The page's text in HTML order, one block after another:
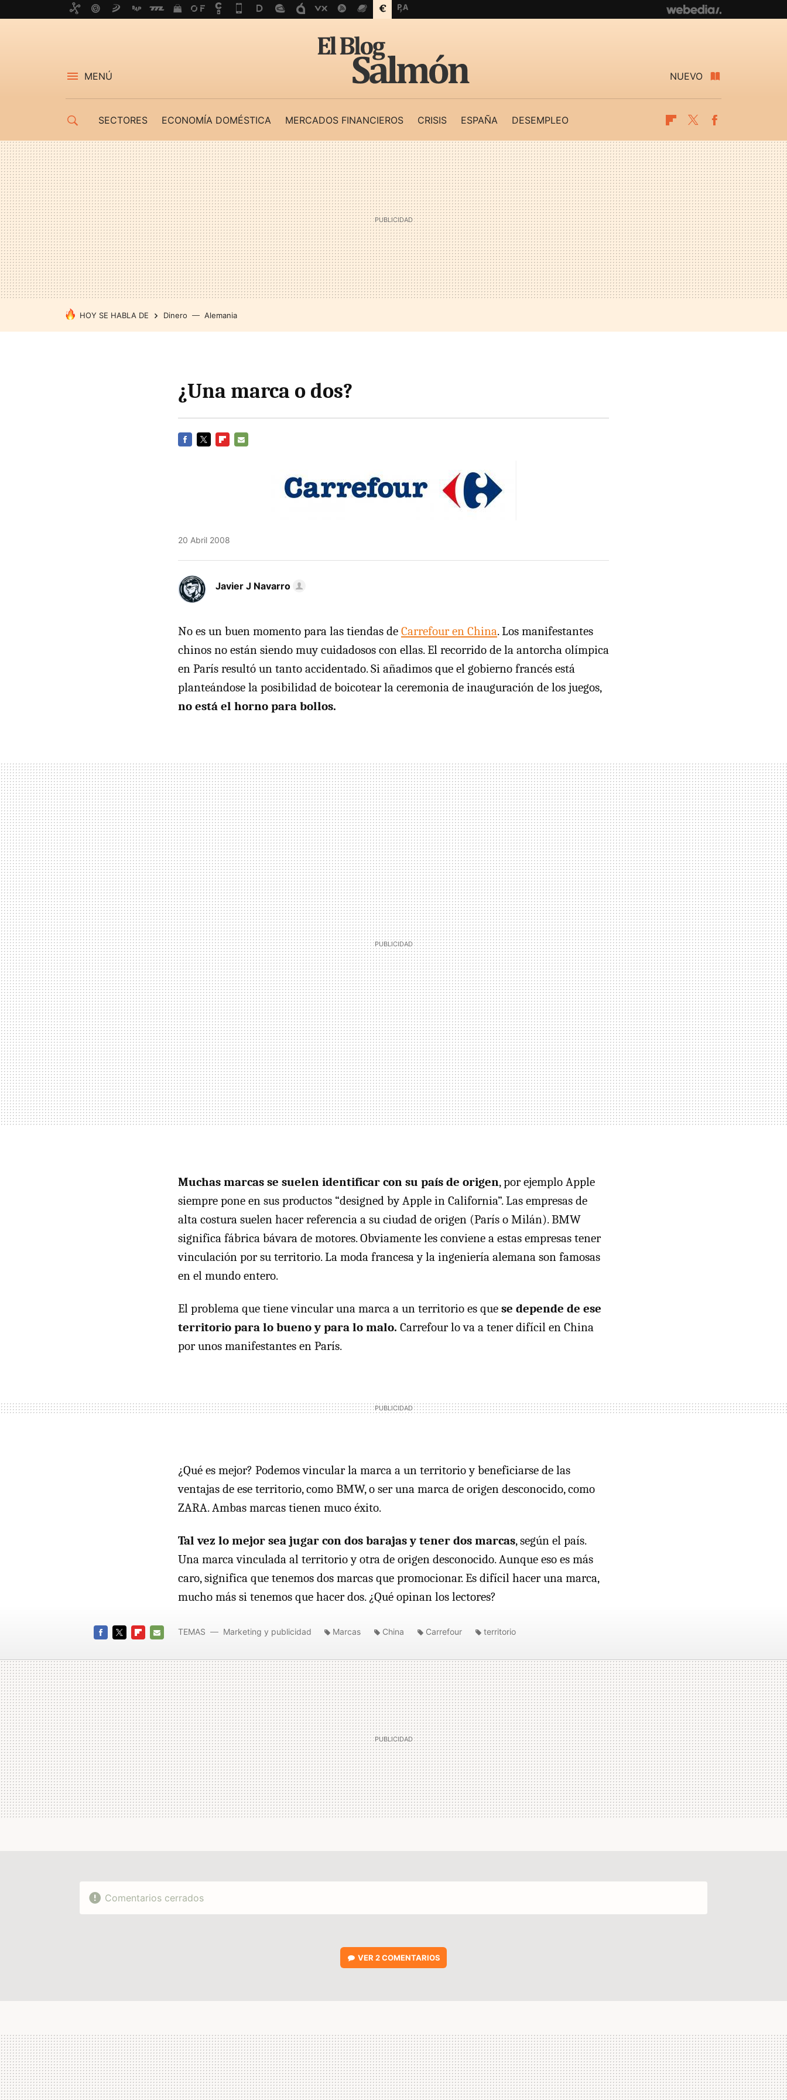
MENÚ NUEVO
SECTORES ECONOMÍA DOMÉSTICA MERCADOS FINANCIEROS CRISIS ESPAÑA DESEMPLEO Flipboard
Twitter
HOY SE HABLA DE Dinero Alemania
¿Una marca o dos?
20 Abril 2008
Javier J Navarro
No es un buen momento para las tiendas de Carrefour en China. Los manifestantes
chinos no están siendo muy cuidadosos con ellas. El recorrido de la antorcha olímpica
en París resultó un tanto accidentado. Si añadimos que el gobierno francés está
planteándose la posibilidad de boicotear la ceremonia de inauguración de los juegos,
no está el horno para bollos.
Muchas marcas se suelen identificar con su país de origen, por ejemplo Apple
siempre pone en sus productos “designed by Apple in California”. Las empresas de
alta costura suelen hacer referencia a su ciudad de origen (París o Milán). BMW
significa fábrica bávara de motores. Obviamente les conviene a estas empresas tener
vinculación por su territorio. La moda francesa y la ingeniería alemana son famosas
en el mundo entero.
El problema que tiene vincular una marca a un territorio es que se depende de ese
territorio para lo bueno y para lo malo. Carrefour lo va a tener difícil en China
por unos manifestantes en París.
¿Qué es mejor? Podemos vincular la marca a un territorio y beneficiarse de las
ventajas de ese territorio, como BMW, o ser una marca de origen desconocido, como
ZARA. Ambas marcas tienen muco éxito.
Tal vez lo mejor sea jugar con dos barajas y tener dos marcas, según el país.
Una marca vinculada al territorio y otra de origen desconocido. Aunque eso es más
caro, significa que tenemos dos marcas que promocionar. Es difícil hacer una marca,
mucho más si tenemos que hacer dos. ¿Qué opinan los lectores?
MAIL
TEMAS Marketing y publicidad Marcas China Carrefour territorio
Comentarios cerrados
VER2 COMENTARIOS